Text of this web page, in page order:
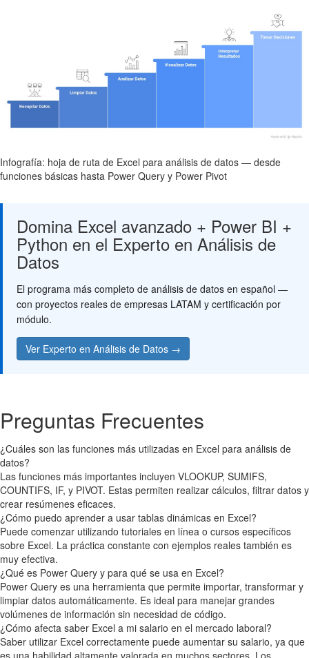
Infografía: hoja de ruta de Excel para análisis de datos — desde
funciones básicas hasta Power Query y Power Pivot
Domina Excel avanzado + Power BI +
Python en el Experto en Análisis de
Datos
El programa más completo de análisis de datos en español —
con proyectos reales de empresas LATAM y certificación por
módulo.
Ver Experto en Análisis de Datos →
Preguntas Frecuentes
¿Cuáles son las funciones más utilizadas en Excel para análisis de
datos?
Las funciones más importantes incluyen VLOOKUP, SUMIFS,
COUNTIFS, IF, y PIVOT. Estas permiten realizar cálculos, filtrar datos y
crear resúmenes eficaces.
¿Cómo puedo aprender a usar tablas dinámicas en Excel?
Puede comenzar utilizando tutoriales en línea o cursos específicos
sobre Excel. La práctica constante con ejemplos reales también es
muy efectiva.
¿Qué es Power Query y para qué se usa en Excel?
Power Query es una herramienta que permite importar, transformar y
limpiar datos automáticamente. Es ideal para manejar grandes
volúmenes de información sin necesidad de código.
¿Cómo afecta saber Excel a mi salario en el mercado laboral?
Saber utilizar Excel correctamente puede aumentar su salario, ya que
es una habilidad altamente valorada en muchos sectores. Los